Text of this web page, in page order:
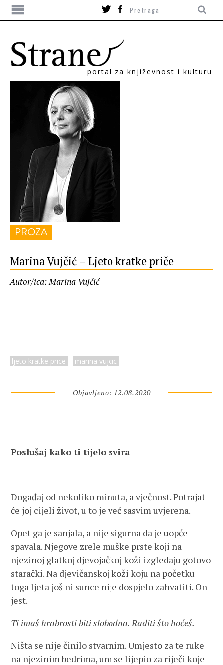
portal za književnost i kulturu
PROZA
Marina Vujčić – Ljeto kratke priče
Autor/ica: Marina Vujčić
ljeto kratke price marina vujcic
Objavljeno: 12.08.2020
Poslušaj kako ti tijelo svira
Događaj od nekoliko minuta, a vječnost. Potrajat
će joj cijeli život, u to je već sasvim uvjerena.
Opet ga je sanjala, a nije sigurna da je uopće
spavala. Njegove zrele muške prste koji na
njezinoj glatkoj djevojačkoj koži izgledaju gotovo
starački. Na djevičanskoj koži koju na početku
toga ljeta još ni sunce nije dospjelo zahvatiti. On
jest.
Ti imaš hrabrosti biti slobodna. Raditi što hoćeš.
Ništa se nije činilo stvarnim. Umjesto za te ruke
na njezinim bedrima, um se lijepio za riječi koje